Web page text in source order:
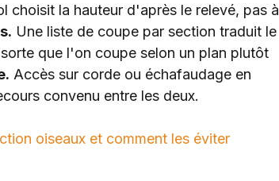
choisit la hauteur d'après le relevé, pas à
Une liste de coupe par section traduit le
que l'on coupe selon un plan plutôt
Accès sur corde ou échafaudage en
convenu entre les deux.
oiseaux et comment les éviter